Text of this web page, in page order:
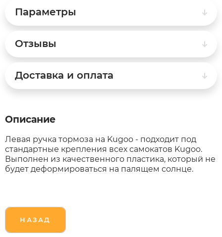
xDevice
Xiaomi
Yokamura
RVZ
Spetime
Sporto
Параметры
Отзывы
Доставка и оплата
Описание
Левая ручка тормоза на Kugoo - подходит под
стандартные крепления всех самокатов Kugoo.
Выполнен из качественного пластика, который не
будет деформироваться на палящем солнце.
НАЗАД